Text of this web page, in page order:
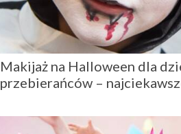
Makijaż na Halloween dla
przebierańców –